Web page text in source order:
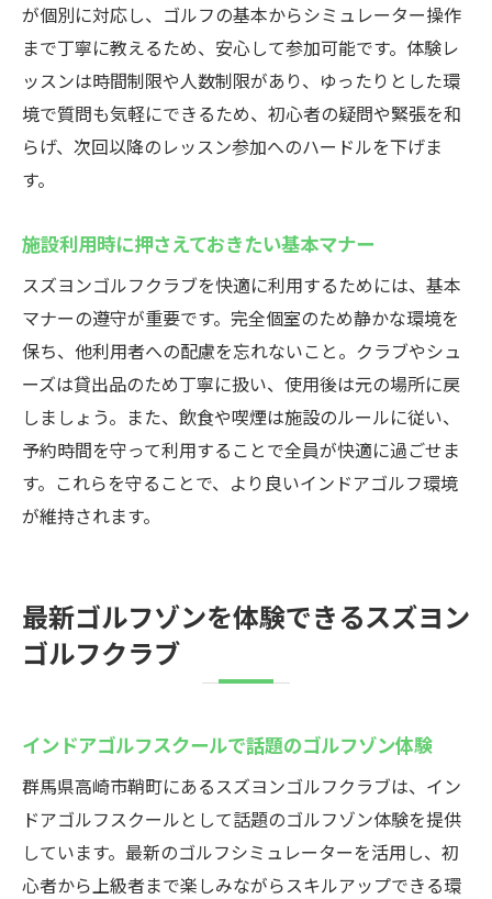
が個別に対応し、ゴルフの基本からシミュレーター操作
まで丁寧に教えるため、安心して参加可能です。体験レ
ッスンは時間制限や人数制限があり、ゆったりとした環
境で質問も気軽にできるため、初心者の疑問や緊張を和
らげ、次回以降のレッスン参加へのハードルを下げま
す。
施設利用時に押さえておきたい基本マナー
スズヨンゴルフクラブを快適に利用するためには、基本
マナーの遵守が重要です。完全個室のため静かな環境を
保ち、他利用者への配慮を忘れないこと。クラブやシュ
ーズは貸出品のため丁寧に扱い、使用後は元の場所に戻
しましょう。また、飲食や喫煙は施設のルールに従い、
予約時間を守って利用することで全員が快適に過ごせま
す。これらを守ることで、より良いインドアゴルフ環境
が維持されます。
最新ゴルフゾンを体験できるスズヨン
ゴルフクラブ
インドアゴルフスクールで話題のゴルフゾン体験
群馬県高崎市鞘町にあるスズヨンゴルフクラブは、イン
ドアゴルフスクールとして話題のゴルフゾン体験を提供
しています。最新のゴルフシミュレーターを活用し、初
心者から上級者まで楽しみながらスキルアップできる環